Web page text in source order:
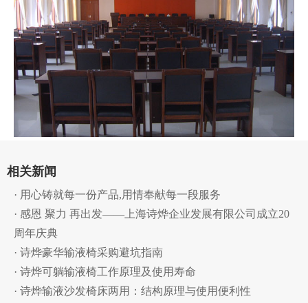
相关新闻
· 用心铸就每一份产品,用情奉献每一段服务
· 感恩 聚力 再出发——上海诗烨企业发展有限公司成立20
周年庆典
· 诗烨豪华输液椅采购避坑指南
· 诗烨可躺输液椅工作原理及使用寿命
· 诗烨输液沙发椅床两用：结构原理与使用便利性